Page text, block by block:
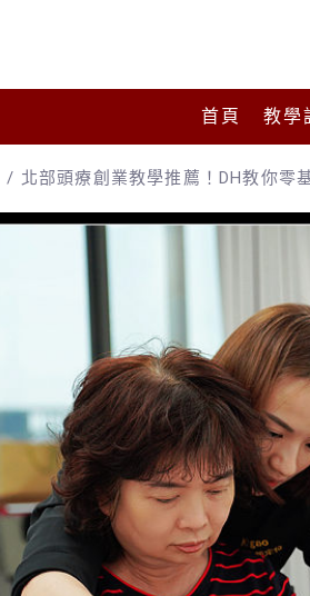
首頁 教學
/ 北部頭療創業教學推薦！DH教你零